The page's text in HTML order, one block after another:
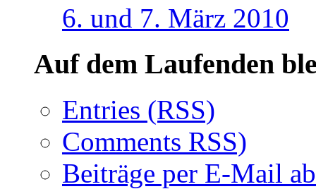
6. und 7. März 2010
Auf dem Laufenden
Entries (RSS)
Comments RSS)
Beiträge per E-Mail